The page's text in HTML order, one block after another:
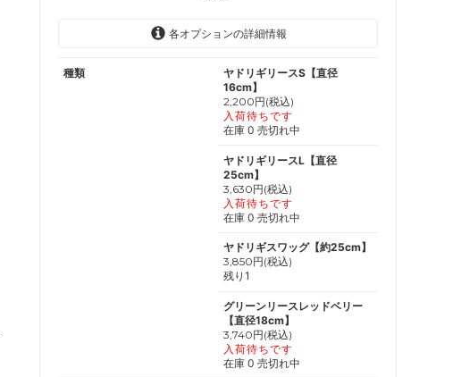
各オプションの詳細情報
種類
ヤドリギリースS【直径
16cm】
2,200円(税込)
入荷待ちです
在庫 0 売切れ中
ヤドリギリースL【直径
25cm】
3,630円(税込)
入荷待ちです
在庫 0 売切れ中
ヤドリギスワッグ【約25cm】
3,850円(税込)
残り1
グリーンリースレッドベリー
【直径18cm】
3,740円(税込)
入荷待ちです
在庫 0 売切れ中